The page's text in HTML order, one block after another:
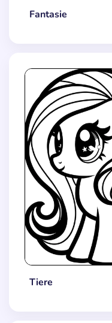
Fantasie
Tiere